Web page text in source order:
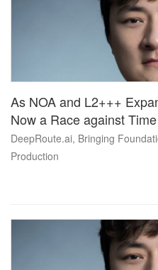
As NOA and L2+++
Now a Race against Time
DeepRoute.ai, Bringing
Production